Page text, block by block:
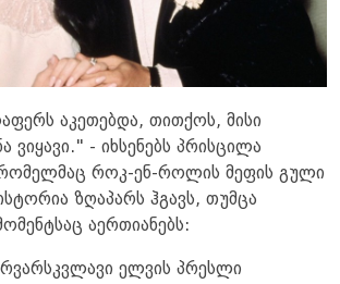
აკეთებდა, თითქოს, მისი
ვიყავი." - იხსენებს პრისცილა
როკ-ენ-როლის მეფის გული
ზღაპარს ჰგავს, თუმცა
აერთიანებს:
ელვის პრესლი